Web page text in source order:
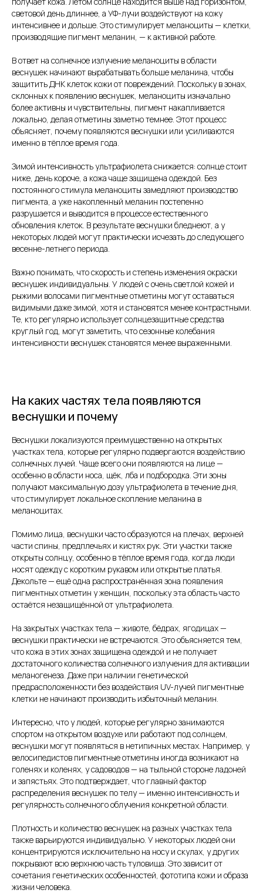
световой день длиннее, а УФ-лучи воздействуют на кожу
интенсивнее и дольше. Это стимулирует меланоциты — клетки,
производящие пигмент меланин, — к активной работе.
В ответ на солнечное излучение меланоциты в области
веснушек начинают вырабатывать больше меланина, чтобы
защитить ДНК клеток кожи от повреждений. Поскольку в зонах,
склонных к появлению веснушек, меланоциты изначально
более активны и чувствительны, пигмент накапливается
локально, делая отметины заметно темнее. Этот процесс
объясняет, почему появляются веснушки или усиливаются
именно в тёплое время года.
Зимой интенсивность ультрафиолета снижается: солнце стоит
ниже, день короче, а кожа чаще защищена одеждой. Без
постоянного стимула меланоциты замедляют производство
пигмента, а уже накопленный меланин постепенно
разрушается и выводится в процессе естественного
обновления клеток. В результате веснушки бледнеют, а у
некоторых людей могут практически исчезать до следующего
весенне-летнего периода.
Важно понимать, что скорость и степень изменения окраски
веснушек индивидуальны. У людей с очень светлой кожей и
рыжими волосами пигментные отметины могут оставаться
видимыми даже зимой, хотя и становятся менее контрастными.
Те, кто регулярно использует солнцезащитные средства
круглый год, могут заметить, что сезонные колебания
интенсивности веснушек становятся менее выраженными.
На каких частях тела появляются
веснушки и почему
Веснушки локализуются преимущественно на открытых
участках тела, которые регулярно подвергаются воздействию
солнечных лучей. Чаще всего они появляются на лице —
особенно в области носа, щёк, лба и подбородка. Эти зоны
получают максимальную дозу ультрафиолета в течение дня,
что стимулирует локальное скопление меланина в
меланоцитах.
Помимо лица, веснушки часто образуются на плечах, верхней
части спины, предплечьях и кистях рук. Эти участки также
открыты солнцу, особенно в тёплое время года, когда люди
носят одежду с коротким рукавом или открытые платья.
Декольте — ещё одна распространённая зона появления
пигментных отметин у женщин, поскольку эта область часто
остаётся незащищённой от ультрафиолета.
На закрытых участках тела — животе, бёдрах, ягодицах —
веснушки практически не встречаются. Это объясняется тем,
что кожа в этих зонах защищена одеждой и не получает
достаточного количества солнечного излучения для активации
меланогенеза. Даже при наличии генетической
предрасположенности без воздействия UV-лучей пигментные
клетки не начинают производить избыточный меланин.
Интересно, что у людей, которые регулярно занимаются
спортом на открытом воздухе или работают под солнцем,
веснушки могут появляться в нетипичных местах. Например, у
велосипедистов пигментные отметины иногда возникают на
голенях и коленях, у садоводов — на тыльной стороне ладоней
и запястьях. Это подтверждает, что главный фактор
распределения веснушек по телу — именно интенсивность и
регулярность солнечного облучения конкретной области.
Плотность и количество веснушек на разных участках тела
также варьируются индивидуально. У некоторых людей они
концентрируются исключительно на носу и скулах, у других
покрывают всю верхнюю часть туловища. Это зависит от
сочетания генетических особенностей, фототипа кожи и образа
жизни человека.